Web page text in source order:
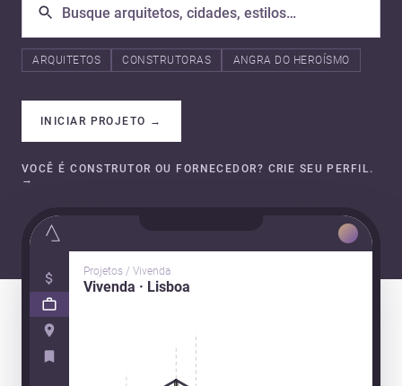
ARQUITETOS CONSTRUTORAS ANGRA DO HEROÍSMO
INICIAR PROJETO →
VOCÊ É CONSTRUTOR OU FORNECEDOR? CRIE SEU PERFIL.
→
Projetos / Vivenda
Vivenda · Lisboa